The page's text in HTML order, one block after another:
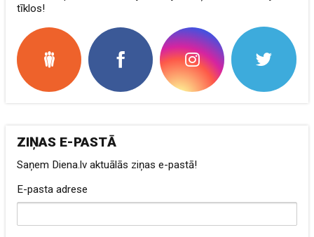
tīklos!
ZIŅAS E-PASTĀ
Saņem Diena.lv aktuālās ziņas e-pastā!
E-pasta adrese